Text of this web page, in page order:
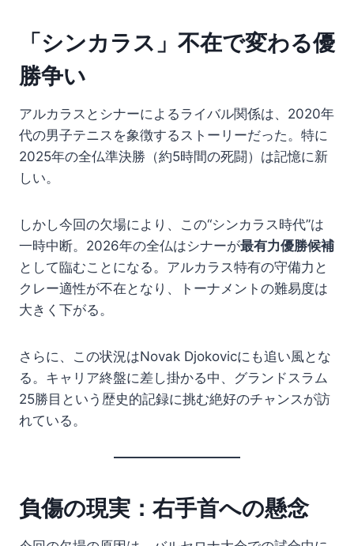
「シンカラス」不在で変わる優
勝争い
アルカラスとシナーによるライバル関係は、2020年
代の男子テニスを象徴するストーリーだった。特に
2025年の全仏準決勝（約5時間の死闘）は記憶に新
しい。
しかし今回の欠場により、この“シンカラス時代”は
一時中断。2026年の全仏はシナーが最有力優勝候補
として臨むことになる。アルカラス特有の守備力と
クレー適性が不在となり、トーナメントの難易度は
大きく下がる。
さらに、この状況はNovak Djokovicにも追い風とな
る。キャリア終盤に差し掛かる中、グランドスラム
25勝目という歴史的記録に挑む絶好のチャンスが訪
れている。
負傷の現実：右手首への懸念